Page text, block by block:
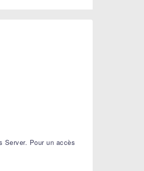
Server. Pour un accès